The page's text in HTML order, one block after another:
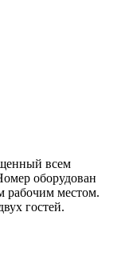
всем
оборудован
рабочим местом.
гостей.